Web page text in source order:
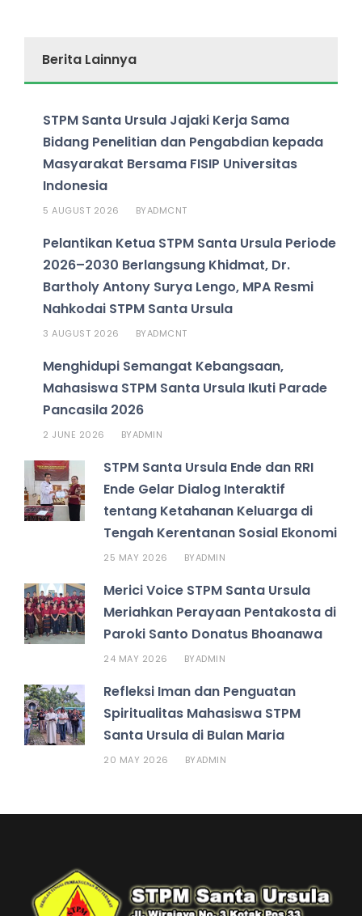
Berita Lainnya
STPM Santa Ursula Jajaki Kerja Sama
Bidang Penelitian dan Pengabdian kepada
Masyarakat Bersama FISIP Universitas
Indonesia
5 AUGUST 2026 BYADMCNT
Pelantikan Ketua STPM Santa Ursula Periode
2026–2030 Berlangsung Khidmat, Dr.
Bartholy Antony Surya Lengo, MPA Resmi
Nahkodai STPM Santa Ursula
3 AUGUST 2026 BYADMCNT
Menghidupi Semangat Kebangsaan,
Mahasiswa STPM Santa Ursula Ikuti Parade
Pancasila 2026
2 JUNE 2026 BYADMIN
STPM Santa Ursula Ende dan RRI
Ende Gelar Dialog Interaktif
tentang Ketahanan Keluarga di
Tengah Kerentanan Sosial Ekonomi
25 MAY 2026 BYADMIN
Merici Voice STPM Santa Ursula
Meriahkan Perayaan Pentakosta di
Paroki Santo Donatus Bhoanawa
24 MAY 2026 BYADMIN
Refleksi Iman dan Penguatan
Spiritualitas Mahasiswa STPM
Santa Ursula di Bulan Maria
20 MAY 2026 BYADMIN